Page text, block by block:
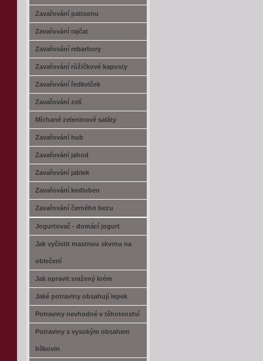
Zavařování patisonu
Zavařování rajčat
Zavařování rebarbory
Zavařování růžičkové kapusty
Zavařování ředkviček
Zavařování zelí
Míchané zeleninové saláty
Zavařování hub
Zavařování jahod
Zavařování jablek
Zavařování kedluben
Zavařování černého bezu
Jogurtovač - domácí jogurt
Jak vyčistit mastnou skvrnu na
oblečení
Jak opravit sražený krém
Jaké potraviny obsahují lepek
Potraviny nevhodné v těhotenství
Potraviny s vysokým obsahem
bílkovin